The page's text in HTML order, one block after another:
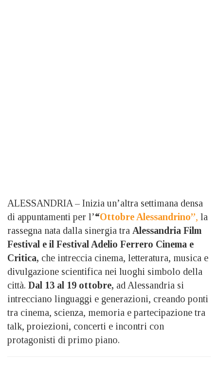
ALESSANDRIA – Inizia un’altra settimana densa
di appuntamenti per l’“Ottobre Alessandrino”, la
rassegna nata dalla sinergia tra Alessandria Film
Festival e il Festival Adelio Ferrero Cinema e
Critica, che intreccia cinema, letteratura, musica e
divulgazione scientifica nei luoghi simbolo della
città. Dal 13 al 19 ottobre, ad Alessandria si
intrecciano linguaggi e generazioni, creando ponti
tra cinema, scienza, memoria e partecipazione tra
talk, proiezioni, concerti e incontri con
protagonisti di primo piano.